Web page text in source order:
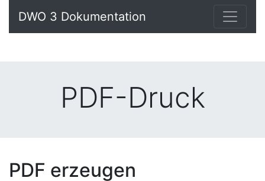
DWO 3 Dokumentation
PDF-Druck
PDF erzeugen